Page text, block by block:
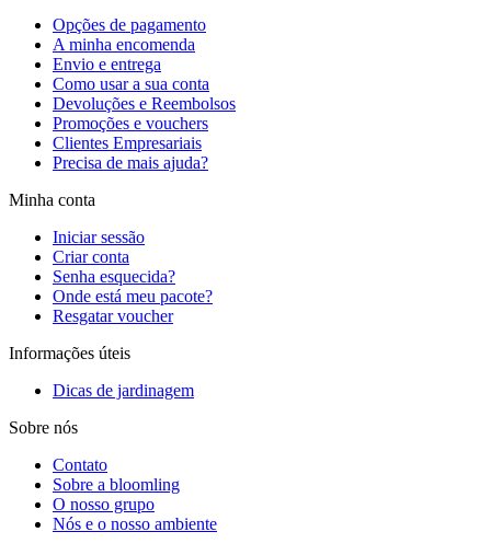
Opções de pagamento
A minha encomenda
Envio e entrega
Como usar a sua conta
Devoluções e Reembolsos
Promoções e vouchers
Clientes Empresariais
Precisa de mais ajuda?
Minha conta
Iniciar sessão
Criar conta
Senha esquecida?
Onde está meu pacote?
Resgatar voucher
Informações úteis
Dicas de jardinagem
Sobre nós
Contato
Sobre a bloomling
O nosso grupo
Nós e o nosso ambiente